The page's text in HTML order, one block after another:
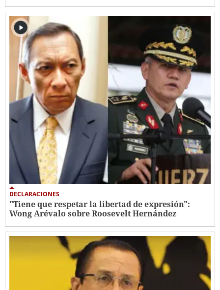
DECLARACIONES
"Tiene que respetar la libertad de expresión":
Wong Arévalo sobre Roosevelt Hernández